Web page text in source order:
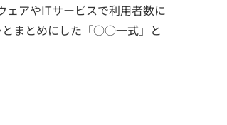
ェアやITサービスで利用者数に
とまとめにした「○○一式」と